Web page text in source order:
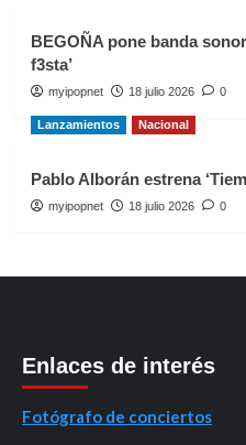
BEGOÑA pone banda
f3sta’
myipopnet 18 julio 2026 0
Lanzamientos Nacional
Pablo Alborán estrena
myipopnet 18 julio 2026 0
Enlaces de interés
Fotógrafo de conciertos